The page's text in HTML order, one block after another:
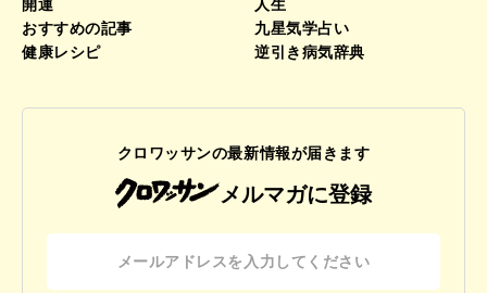
開運
人生
おすすめの記事
九星気学占い
健康レシピ
逆引き病気辞典
クロワッサンの最新情報が届きます
メルマガに登録